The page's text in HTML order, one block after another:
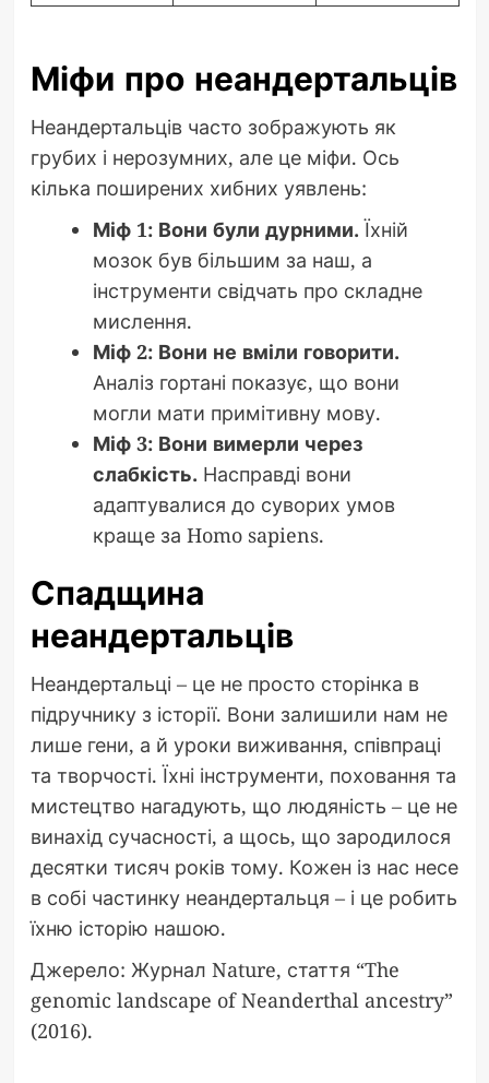
Міфи про неандертальців
Неандертальців часто зображують як
грубих і нерозумних, але це міфи. Ось
кілька поширених хибних уявлень:
Міф 1: Вони були дурними. Їхній
мозок був більшим за наш, а
інструменти свідчать про складне
мислення.
Міф 2: Вони не вміли говорити.
Аналіз гортані показує, що вони
могли мати примітивну мову.
Міф 3: Вони вимерли через
слабкість. Насправді вони
адаптувалися до суворих умов
краще за Homo sapiens.
Спадщина
неандертальців
Неандертальці – це не просто сторінка в
підручнику з історії. Вони залишили нам не
лише гени, а й уроки виживання, співпраці
та творчості. Їхні інструменти, поховання та
мистецтво нагадують, що людяність – це не
винахід сучасності, а щось, що зародилося
десятки тисяч років тому. Кожен із нас несе
в собі частинку неандертальця – і це робить
їхню історію нашою.
Джерело: Журнал Nature, стаття “The
genomic landscape of Neanderthal ancestry”
(2016).